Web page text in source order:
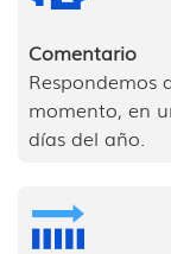
Comentario
Respondemos
momento, en
días del año.